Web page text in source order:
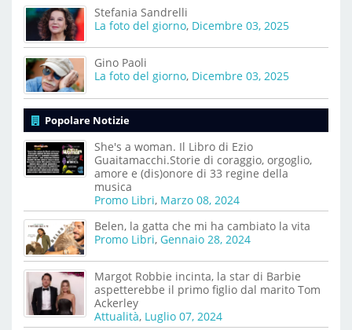
Stefania Sandrelli
La foto del giorno, Dicembre 03, 2025
Gino Paoli
La foto del giorno, Dicembre 03, 2025
Popolare Notizie
She's a woman. Il Libro di Ezio
Guaitamacchi.Storie di coraggio, orgoglio,
amore e (dis)onore di 33 regine della
musica
Promo Libri, Marzo 08, 2024
Belen, la gatta che mi ha cambiato la vita
Promo Libri, Gennaio 28, 2024
Margot Robbie incinta, la star di Barbie
aspetterebbe il primo figlio dal marito Tom
Ackerley
Attualità, Luglio 07, 2024